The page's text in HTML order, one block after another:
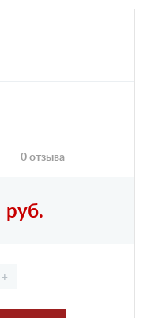
0 отзыва
руб.